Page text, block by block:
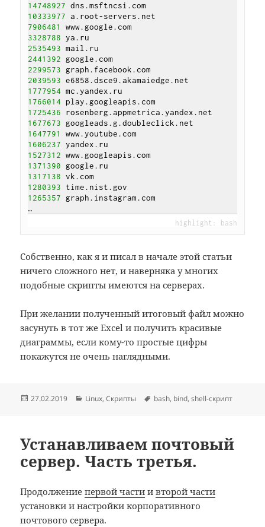
14748927
10333977
7906481
3328788
2535493
2441392
2299573
2039593
1777954
1766014
1725436
1677673
1647791
1606237
1527312
1371390
1317138
1280393
1265357 graph.instagram.com
Собственно, как я и писал в начале этой статьи
ничего сложного нет, и наверняка у многих
подобные скрипты имеются на серверах.
При желании полученный итоговый файл можно
засунуть в тот же Excel и получить красивые
диаграммы, если кому-то простые цифры
покажутся не очень наглядными.
Опубликовано
27.02.2019 Рубрики
Linux,Скрипты Метки
bash, bind,shell-скрипт
Устанавливаем почтовый
сервер. Часть третья.
Продолжениепервой части ивторой части
установки и настройки корпоративного
почтового сервера.